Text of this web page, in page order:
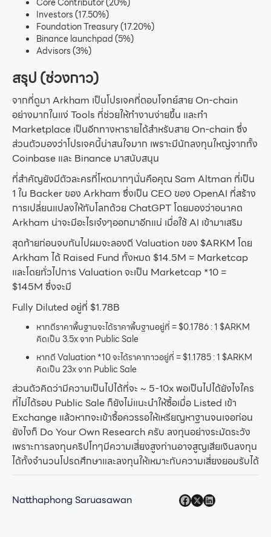
Investors (17.50%)
Foundation Treasury (17.20%)
Binance launchpad (5%)
Advisors (3%)
สรุป (ช่วงกาว)
จากที่ดูมา Arkham เป็นโปรเจคที่ตอบโจทย์สาย On-chain
อย่างมากในแง่ Tools ที่ช่วยให้ทำงานง่ายขึ้น และทำ
Marketplace เป็นอีกทางหารายได้สำหรับสาย On-chain ซึ่ง
ส่วนตัวมองว่าโปรเจคนี้น่าสนใจมาก เพราะมีนักลงทุนใหญ่จากทั้ง
Coinbase และ Binance มาสนับสนุน
ที่สำคัญยังมีตัวละครที่โหดมากๆนั่นคือคุณ Sam Altman ที่เป็น
1 ใน Backer ของ Arkham ซึ่งเป็น CEO ของ OpenAI ที่สร้าง
การเปลี่ยนแปลงให้กับโลกด้วย ChatGPT โดยมองว่าอนาคต
Arkham น่าจะมีอะไรเจ๋งๆออกมาอีกแน่ เมื่อใช้ AI เข้ามาเสริม
สุดท้ายก่อนจบกันไปผมจะลองตี Valuation ของ $ARKM โดย
Arkham ได้ Raised Fund ทั้งหมด $14.5M = Marketcap
และโดยทั่วไปการ Valuation จะเป็น Marketcap *10 =
$145M ซึ่งจะมี
Fully Diluted อยู่ที่ $1.78B
หากตีราคาพื้นฐานจะได้ราคาพื้นฐานอยู่ที่ = $0.1786 : 1 $ARKM
คิดเป็น 3.5x จาก Public Sale
หากตี Valuation *10 จะได้ราคากาวอยู่ที่ = $1.1785 : 1 $ARKM
คิดเป็น 23x จาก Public Sale
ส่วนตัวคิดว่ามีความเป็นไปได้ที่จะ ~ 5-10x พอเป็นไปได้ยังไงใคร
ที่ไม่ได้รอบ Public Sale ก็ยังไม่แนะนำให้ซื้อเมื่อ Listed เข้า
Exchange แล้วหากจะเข้าซื้อควรรอให้เหรียญหาฐานจนเจอก่อน
ยังไงก็ Do Your Own Research ครับ ลงทุนอย่างระมัดระวัง
เพราะการลงทุนคริปโทๆมีความเสี่ยงสูงท่านอาจสูญเสียเงินลงทุน
ได้ทั้งจำนวนโปรดศึกษาและลงทุนให้เหมาะกับความเสี่ยงยอมรับได้
Natthaphong Saruasawan